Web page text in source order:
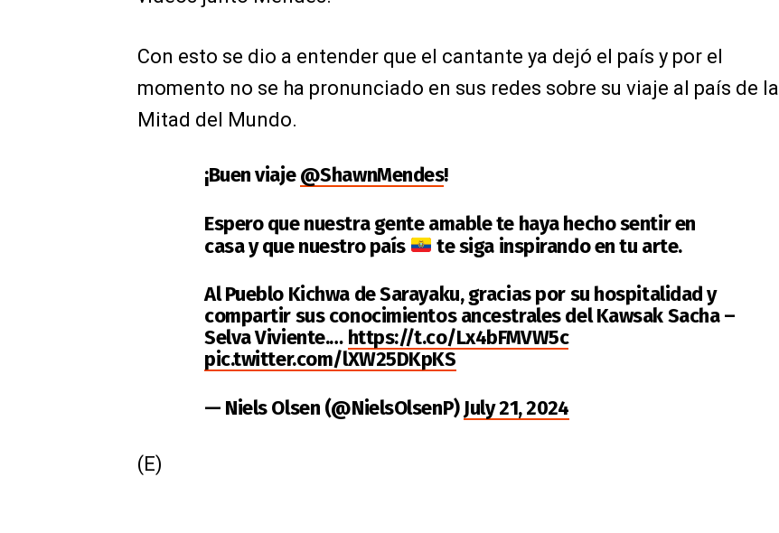
Con esto se dio a entender que el cantante ya dejó el país y por el
momento no se ha pronunciado en sus redes sobre su viaje al país de la
Mitad del Mundo.
¡Buen viaje@ShawnMendes!
Espero que nuestra gente amable te haya hecho sentir en
casa y que nuestro país
te siga inspirando en tu arte.
Al Pueblo Kichwa de Sarayaku, gracias por su hospitalidad y
compartir sus conocimientos ancestrales del Kawsak Sacha –
Selva Viviente.… https://t.co/Lx4bFMVW5c
pic.twitter.com/lXW25DKpKS
— Niels Olsen (@NielsOlsenP)July 21, 2024
(E)